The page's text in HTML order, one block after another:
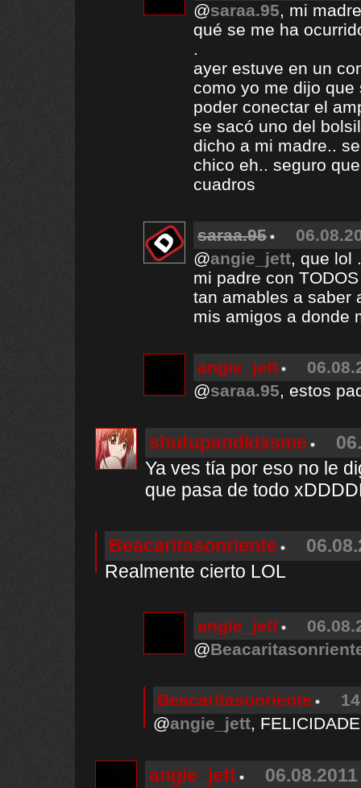
@saraa.95, mi
qué se me ha
.
ayer estuve en un
como yo me dijo
poder conectar el
se sacó uno del
dicho a mi madre..
chico eh.. seguro
cuadros
saraa.95
@angie_jett, que lol
mi padre con
tan amables a saber
mis amigos a donde
angie_jett
@saraa.95, estos
shutupandkissme
Ya ves tía por eso no le
que pasa de todo
Beacaritasonriente
Realmente cierto LOL
angie_jett
@
Beacaritasonriente
@angie_jett,
angie_jett